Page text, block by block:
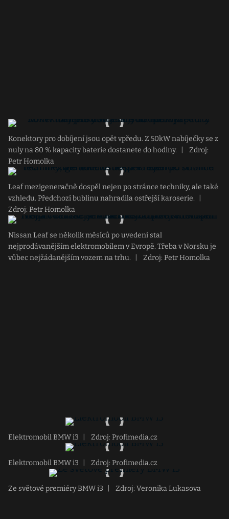
Konektory pro dobíjení jsou opět vpředu. Z 50kW nabíječky se z
nuly na 80 % kapacity baterie dostanete do hodiny.
Zdroj:
Petr Homolka
Leaf mezigeneračně dospěl nejen po stránce techniky, ale také
vzhledu. Předchozí bublinu nahradila ostřejší karoserie.
Zdroj: Petr Homolka
Nissan Leaf se několik měsíců po uvedení stal
nejprodávanějším elektromobilem v Evropě. Třeba v Norsku je
vůbec nejžádanějším vozem na trhu.
Zdroj: Petr Homolka
Elektromobil BMW i3 Zdroj: Profimedia.cz
Elektromobil BMW i3 Zdroj: Profimedia.cz
Ze světové premiéry BMW i3 Zdroj: Veronika Lukasova